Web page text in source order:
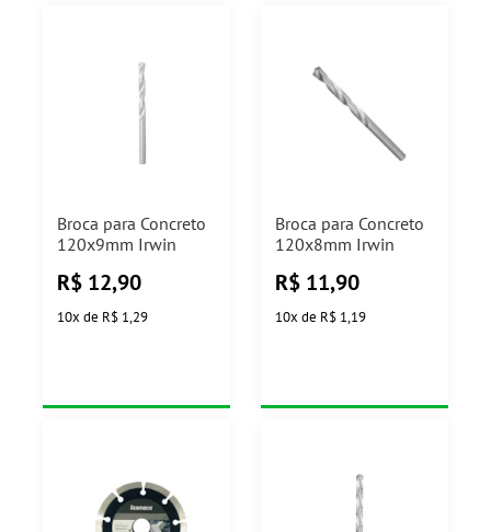
Broca para Concreto
120x9mm Irwin
R$ 12,90
10x de R$ 1,29
Broca para Concreto
120x8mm Irwin
R$ 11,90
10x de R$ 1,19